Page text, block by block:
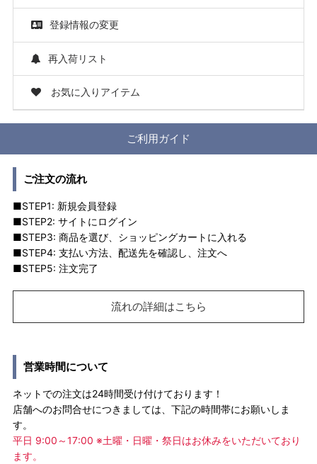
登録情報の変更
再入荷リスト
お気に入りアイテム
ご利用ガイド
ご注文の流れ
■STEP1: 新規会員登録
■STEP2: サイトにログイン
■STEP3: 商品を選び、ショッピングカートに入れる
■STEP4: 支払い方法、配送先を確認し、注文へ
■STEP5: 注文完了
流れの詳細はこちら
営業時間について
ネットでの注文は24時間受け付けております！
店舗へのお問合せにつきましては、下記の時間帯にお願いしま
す。
平日 9:00～17:00 ※土曜・日曜・祭日はお休みをいただいており
ます。